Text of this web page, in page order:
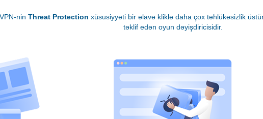
nin Threat Protection xüsusiyyəti bir əlavə kliklə daha çox təhlükəsizlik
təklif edən oyun dəyişdiricisidir.